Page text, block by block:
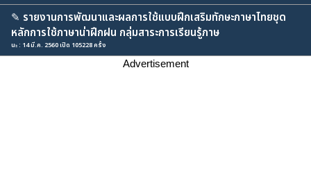
✎ รายงานการพัฒนาและผลการใช้แบบฝึกเสริมทักษะภาษาไทยชุด
หลักการใช้ภาษาน่าฝึกฝน กลุ่มสาระการเรียนรู้ภาษ
นะ : 14 มี.ค. 2560 เปิด 105228 ครั้ง
Advertisement